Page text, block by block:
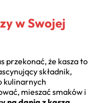
w Swojej
przekonać, że kasza to
składnik,
kulinarnych
mieszać smaków i